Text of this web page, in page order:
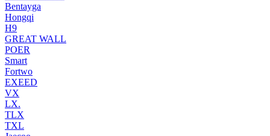
Bentayga
Hongqi
H9
GREAT WALL
POER
Smart
Fortwo
EXEED
VX
LX.
TLX
TXL